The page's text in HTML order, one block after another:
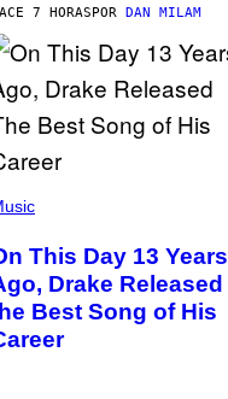
7 HORASPOR DAN MILAM
This Day 13 Years
Drake Released
Best Song of His